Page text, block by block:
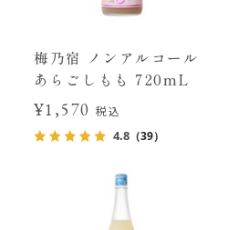
梅乃宿 ノンアルコール
あらごしもも 720mL
¥1,570 税込
4.8 （39）